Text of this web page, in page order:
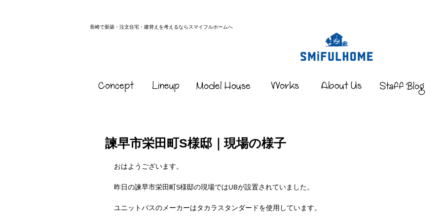
長崎で新築・注文住宅・建替えを考えるならスマイフルホームへ
諫早市栄田町S様邸｜現場の様子
おはようございます。
昨日の諫早市栄田町S様邸の現場ではUBが設置されていました。
ユニットバスのメーカーはタカラスタンダードを使用しています。